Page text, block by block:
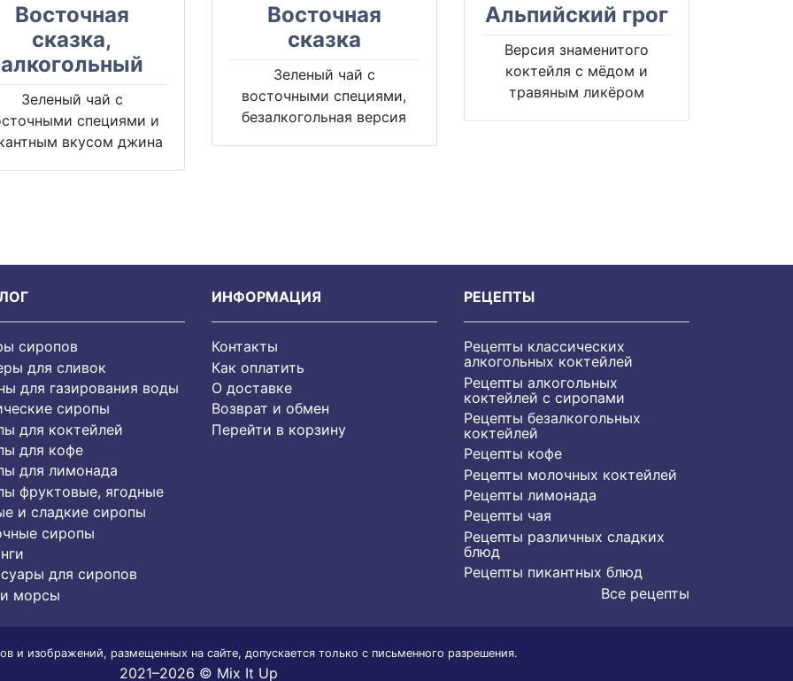
Восточная
сказка,
алкогольный
Зеленый чай с
специями и
вкусом джина
Восточная
сказка
Зеленый чай с
восточными специями,
безалкогольная версия
Альпийский грог
Версия знаменитого
коктейля с мёдом и
травяным ликёром
сиропов
для сливок
для газирования воды
сиропы
для коктейлей
для кофе
для лимонада
фруктовые, ягодные
и сладкие сиропы
сиропы
для сиропов
морсы
ИНФОРМАЦИЯ
Контакты
Как оплатить
О доставке
Возврат и обмен
Перейти в корзину
РЕЦЕПТЫ
Рецепты классических
алкогольных коктейлей
Рецепты алкогольных
коктейлей с сиропами
Рецепты безалкогольных
коктейлей
Рецепты кофе
Рецепты молочных коктейлей
Рецепты лимонада
Рецепты чая
Рецепты различных сладких
блюд
Рецепты пикантных блюд
Все рецепты
и изображений, размещенных на сайте, допускается только с письменного разрешения.
2021–2026 © Mix It Up